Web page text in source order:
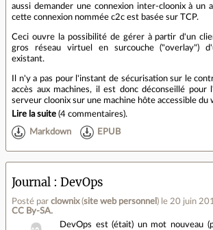
aussi demander une connexion inter-cloonix à un
cette connexion nommée c2c est basée sur TCP.
Ceci ouvre la possibilité de gérer à partir d'un
gros réseau virtuel en surcouche ("overlay")
existant.
Il n'y a pas pour l'instant de sécurisation sur le
accès aux machines, il est donc déconseillé pour
serveur cloonix sur une machine hôte accessible du
Lire la suite (4 commentaires).
Markdown EPUB
Journal DevOps
Posté par clownix(site web personnel ) le 20 juin
CC By‑SA.
DevOps est (était) un mot nouveau